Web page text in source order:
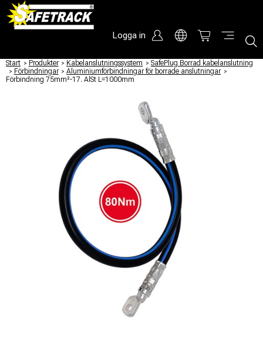
Logga in
Start / Produkter / Kabelanslutningssystem / SafePlug Borrad kabelanslutning
/ Förbindningar / Aluminiumförbindningar för borrade anslutningar /
Förbindning 75mm²-17. AlSt L=1000mm